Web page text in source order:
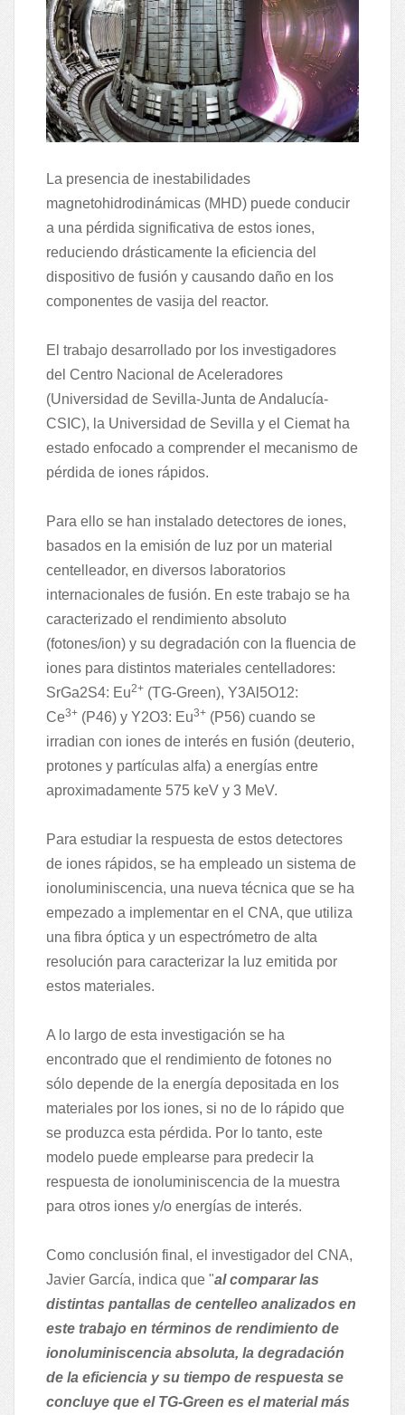
La presencia de inestabilidades
magnetohidrodinámicas (MHD) puede conducir
a una pérdida significativa de estos iones,
reduciendo drásticamente la eficiencia del
dispositivo de fusión y causando daño en los
componentes de vasija del reactor.
El trabajo desarrollado por los investigadores
del Centro Nacional de Aceleradores
(Universidad de Sevilla-Junta de Andalucía-
CSIC), la Universidad de Sevilla y el Ciemat ha
estado enfocado a comprender el mecanismo de
pérdida de iones rápidos.
Para ello se han instalado detectores de iones,
basados en la emisión de luz por un material
centelleador, en diversos laboratorios
internacionales de fusión. En este trabajo se ha
caracterizado el rendimiento absoluto
(fotones/ion) y su degradación con la fluencia de
iones para distintos materiales centelladores:
SrGa2S4: Eu2+ (TG-Green), Y3Al5O12:
Ce3+ (P46) y Y2O3: Eu3+ (P56) cuando se
irradian con iones de interés en fusión (deuterio,
protones y partículas alfa) a energías entre
aproximadamente 575 keV y 3 MeV.
Para estudiar la respuesta de estos detectores
de iones rápidos, se ha empleado un sistema de
ionoluminiscencia, una nueva técnica que se ha
empezado a implementar en el CNA, que utiliza
una fibra óptica y un espectrómetro de alta
resolución para caracterizar la luz emitida por
estos materiales.
A lo largo de esta investigación se ha
encontrado que el rendimiento de fotones no
sólo depende de la energía depositada en los
materiales por los iones, si no de lo rápido que
se produzca esta pérdida. Por lo tanto, este
modelo puede emplearse para predecir la
respuesta de ionoluminiscencia de la muestra
para otros iones y/o energías de interés.
Como conclusión final, el investigador del CNA,
Javier García, indica que "al comparar las
distintas pantallas de centelleo analizados en
este trabajo en términos de rendimiento de
ionoluminiscencia absoluta, la degradación
de la eficiencia y su tiempo de respuesta se
concluye que el TG-Green es el material más